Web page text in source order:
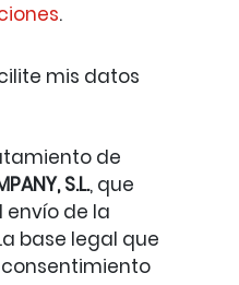
.
mis datos
de
S.L., que
de la
base legal que